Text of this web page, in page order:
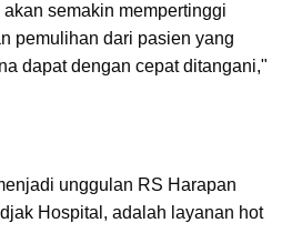
semakin mempertinggi
pemulihan dari pasien yang
dapat dengan cepat ditangani,"
unggulan RS Harapan
Hospital, adalah layanan hot